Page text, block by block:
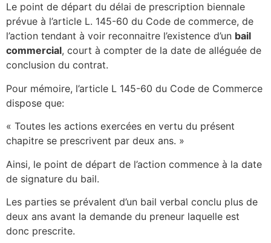
Le point de départ du délai de prescription biennale
prévue à l’article L. 145-60 du Code de commerce, de
l’action tendant à voir reconnaitre l’existence d’un bail
commercial, court à compter de la date de alléguée de
conclusion du contrat.
Pour mémoire, l’article L 145-60 du Code de Commerce
dispose que:
« Toutes les actions exercées en vertu du présent
chapitre se prescrivent par deux ans. »
Ainsi, le point de départ de l’action commence à la date
de signature du bail.
Les parties se prévalent d’un bail verbal conclu plus de
deux ans avant la demande du preneur laquelle est
donc prescrite.